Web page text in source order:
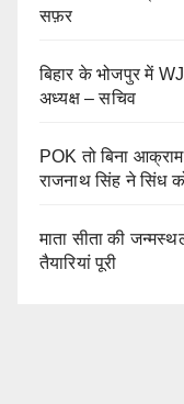
सफ़र
बिहार के भोजपुर में
अध्यक्ष – सचिव
POK तो बिना
राजनाथ सिंह ने सिंध
माता सीता की
तैयारियां पूरी